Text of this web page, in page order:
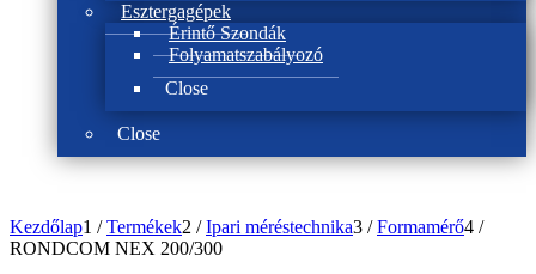
Esztergagépek
Érintő Szondák
Folyamatszabályozó
Close
Close
Kezdőlap1 / Termékek2 / Ipari méréstechnika3 / Formamérő4 /
RONDCOM NEX 200/300